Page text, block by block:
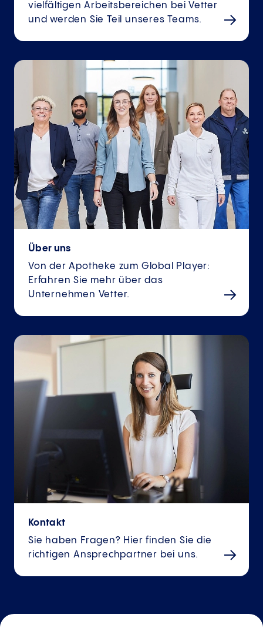
vielfältigen Arbeitsbereichen bei Vetter
und werden Sie Teil unseres Teams.
Über uns
Von der Apotheke zum Global Player:
Erfahren Sie mehr über das
Unternehmen Vetter.
Kontakt
Sie haben Fragen? Hier finden Sie die
richtigen Ansprechpartner bei uns.